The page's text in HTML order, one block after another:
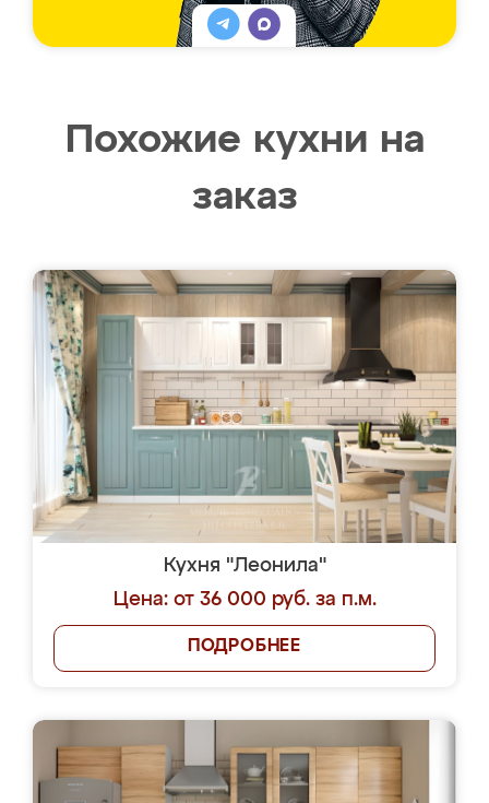
Похожие кухни на
заказ
Кухня "Леонила"
Цена: от 36 000 руб. за п.м.
ПОДРОБНЕЕ